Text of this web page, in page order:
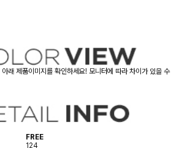
래 제품이미지를 확인하세요! 모니터에 따라 차이가 있을 수
FREE
124